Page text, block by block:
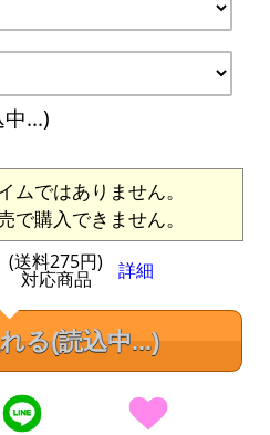
...)
ムではありません。
で購入できません。
(送料275円)
対応商品 詳細
る(読込中...)